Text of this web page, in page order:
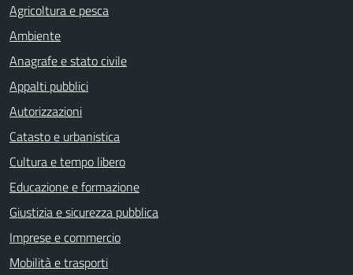
Agricoltura e pesca
Ambiente
Anagrafe e stato civile
Appalti pubblici
Autorizzazioni
Catasto e urbanistica
Cultura e tempo libero
Educazione e formazione
Giustizia e sicurezza pubblica
Imprese e commercio
Mobilità e trasporti